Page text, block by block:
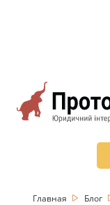
Главная Блог